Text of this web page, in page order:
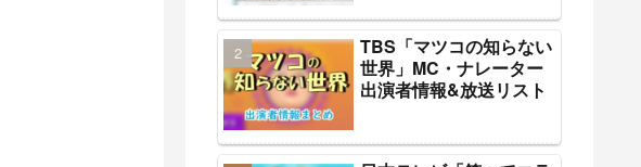
TBS「マツコの知らない
世界」MC・ナレーター
出演者情報&放送リスト